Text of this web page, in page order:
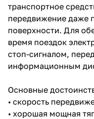
транспортное
передвижение даже
поверхности. Для
время поездок
стоп-сигналом,
информационным
Основные
• скорость
• хорошая мощная